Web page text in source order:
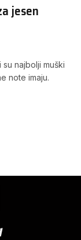
jesen
najbolji muški
note imaju.